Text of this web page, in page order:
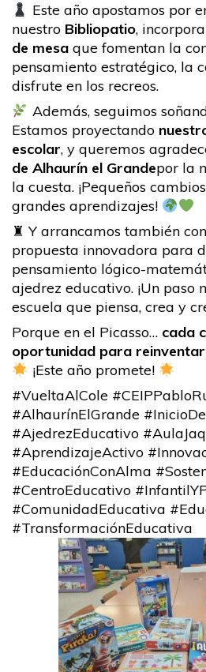
Este año apostamos por
nuestro Bibliopatio,
de mesa que fomentan la
pensamiento estratégico, la
disfrute en los recreos.
Además, seguimos
Estamos proyectando
escolar, y queremos
de Alhaurín el Grandepor la
la cuesta. ¡Pequeños
grandes aprendizajes!
♜ Y arrancamos también con
propuesta innovadora para
pensamiento lógico-
ajedrez educativo. ¡Un paso
escuela que piensa, crea y
Porque en el Picasso… cada
oportunidad para
¡Este año promete!
#VueltaAlCole
#AlhaurínElGrande
#AjedrezEducativo
#AprendizajeActivo
#EducaciónConAlma
#CentroEducativo
#ComunidadEducativa
#TransformaciónEducativa